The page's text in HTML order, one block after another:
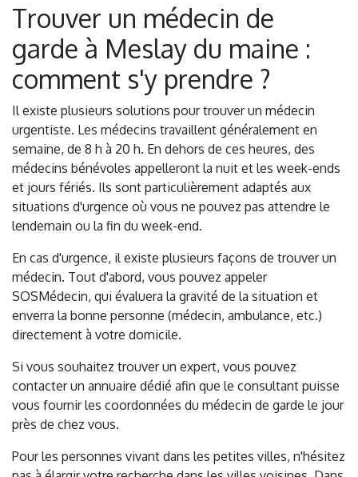
Trouver un médecin de
garde à Meslay du maine :
comment s'y prendre ?
Il existe plusieurs solutions pour trouver un médecin
urgentiste. Les médecins travaillent généralement en
semaine, de 8 h à 20 h. En dehors de ces heures, des
médecins bénévoles appelleront la nuit et les week-ends
et jours fériés. Ils sont particulièrement adaptés aux
situations d'urgence où vous ne pouvez pas attendre le
lendemain ou la fin du week-end.
En cas d'urgence, il existe plusieurs façons de trouver un
médecin. Tout d'abord, vous pouvez appeler
SOSMédecin, qui évaluera la gravité de la situation et
enverra la bonne personne (médecin, ambulance, etc.)
directement à votre domicile.
Si vous souhaitez trouver un expert, vous pouvez
contacter un annuaire dédié afin que le consultant puisse
vous fournir les coordonnées du médecin de garde le jour
près de chez vous.
Pour les personnes vivant dans les petites villes, n'hésitez